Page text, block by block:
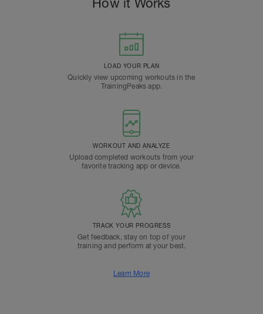
LOAD YOUR PLAN
Quickly view upcoming workouts in the
TrainingPeaks app.
WORKOUT AND ANALYZE
Upload completed workouts from your
favorite tracking app or device.
TRACK YOUR PROGRESS
Get feedback, stay on top of your
training and perform at your best.
Learn More